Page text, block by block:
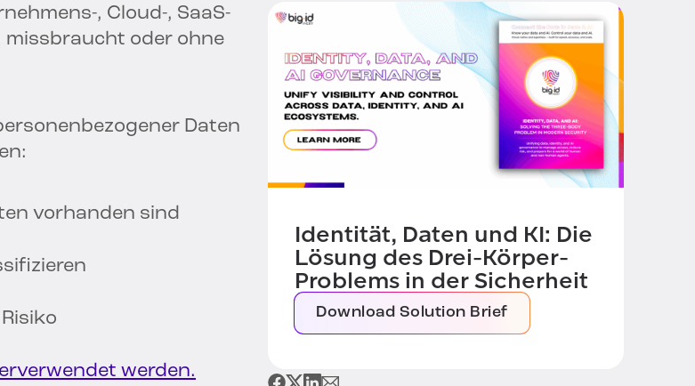
, Cloud-, SaaS-
oder ohne
Daten
vorhanden sind
werden.
Identität, Daten und KI: Die
Lösung des Drei-Körper-
Problems in der Sicherheit
Download Solution Brief